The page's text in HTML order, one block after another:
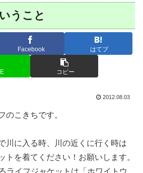
うこと
Facebook はてブ
コピー
2012.08.03
のこきちです。
川に入る時、川の近くに行く時は
トを着てください！お願いします。